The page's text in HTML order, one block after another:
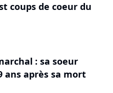
coups de coeur du
: sa soeur
ans après sa mort